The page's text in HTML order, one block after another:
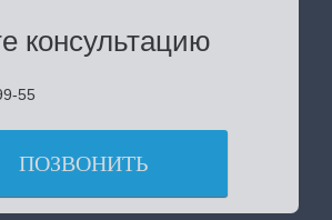
консультацию
55
ПОЗВОНИТЬ